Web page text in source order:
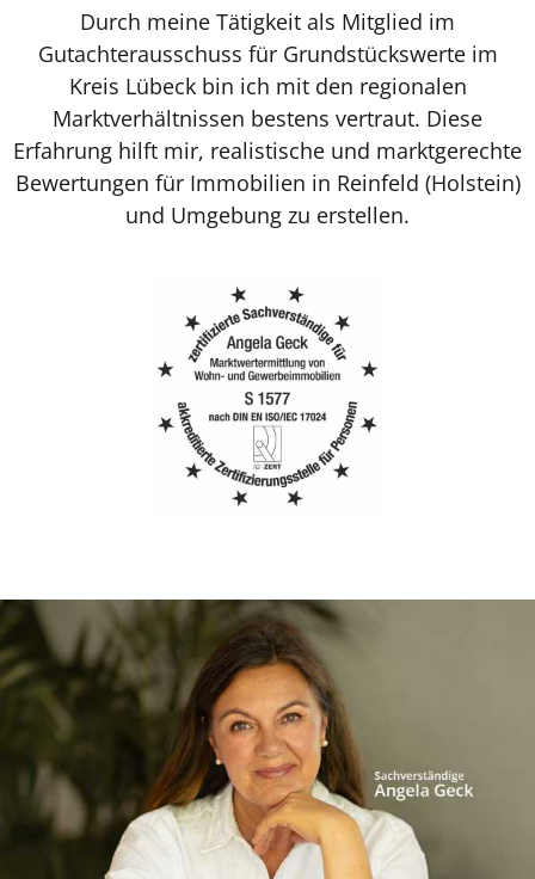
Durch meine Tätigkeit als Mitglied im
Gutachterausschuss für Grundstückswerte im
Kreis Lübeck bin ich mit den regionalen
Marktverhältnissen bestens vertraut. Diese
Erfahrung hilft mir, realistische und marktgerechte
Bewertungen für Immobilien in Reinfeld (Holstein)
und Umgebung zu erstellen.